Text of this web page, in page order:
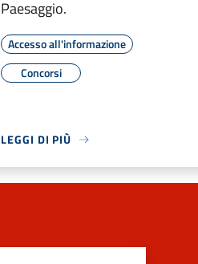
Paesaggio.
Accesso all'informazione
Concorsi
LEGGI DI PIÙ